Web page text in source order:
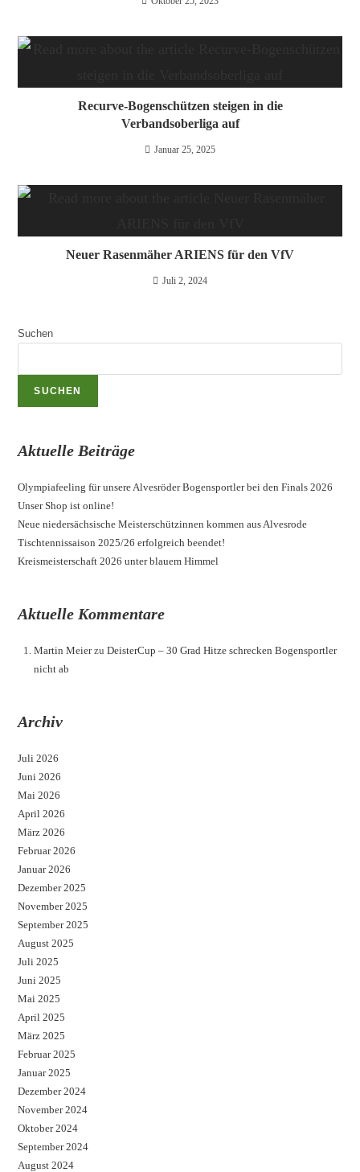
Recurve-Bogenschützen steigen in die
Verbandsoberliga auf
Januar 25, 2025
Neuer Rasenmäher ARIENS für den VfV
Juli 2, 2024
Suchen
SUCHEN
Aktuelle Beiträge
Olympiafeeling für unsere Alvesröder Bogensportler bei den Finals 2026
Unser Shop ist online!
Neue niedersächsische Meisterschützinnen kommen aus Alvesrode
Tischtennissaison 2025/26 erfolgreich beendet!
Kreismeisterschaft 2026 unter blauem Himmel
Aktuelle Kommentare
Martin MeierzuDeisterCup – 30 Grad Hitze schrecken Bogensportler
nicht ab
Archiv
Juli 2026
Juni 2026
Mai 2026
April 2026
März 2026
Februar 2026
Januar 2026
Dezember 2025
November 2025
September 2025
August 2025
Juli 2025
Juni 2025
Mai 2025
April 2025
März 2025
Februar 2025
Januar 2025
Dezember 2024
November 2024
Oktober 2024
September 2024
August 2024